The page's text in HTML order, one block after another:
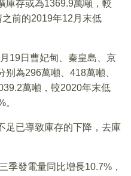
庫存或為1369.9萬噸，較
前的2019年12月末低
19日曹妃甸、秦皇島、京
為296萬噸、418萬噸、
萬噸，較2020年末低
足已導致庫存的下降，去庫
季發電量同比增長10.7%，